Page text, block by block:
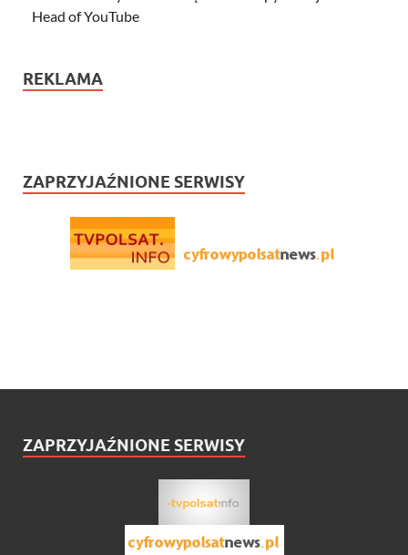
Head of YouTube
REKLAMA
ZAPRZYJAŹNIONE SERWISY
ZAPRZYJAŹNIONE SERWISY